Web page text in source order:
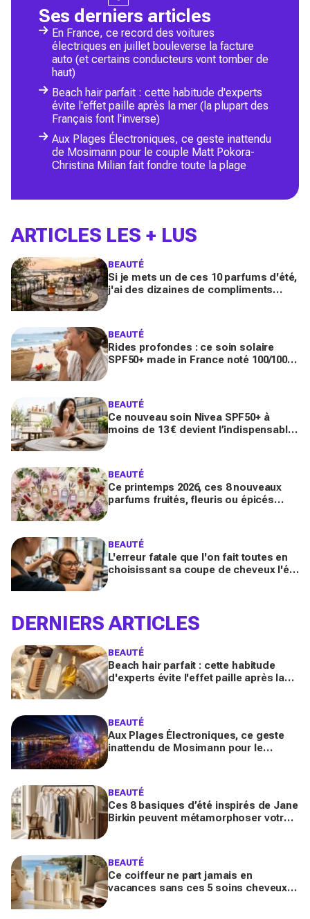
Ses derniers articles
En France, ce record des voitures
électriques en juillet bouleverse la facture
auto (et certains conducteurs vont tomber de
haut)
Beach hair parfait : cette habitude d'experts
évite l'effet paille après la mer (la plupart des
Français font l'inverse)
Aux Plages Électroniques, ce geste inattendu
de Mosimann pour le couple Matt Pokora-
Christina Milian fait fondre toute la plage
ARTICLES LES + LUS
BEAUTÉ
Si je mets un de ces 10 parfums d'été,
j'ai des dizaines de compliments
BEAUTÉ
Rides profondes : ce soin solaire
SPF50+ made in France noté 100/100
BEAUTÉ
Ce nouveau soin Nivea SPF50+ à
moins de 13 € devient l’indispensable
BEAUTÉ
Ce printemps 2026, ces 8 nouveaux
parfums fruités, fleuris ou épicés
BEAUTÉ
L'erreur fatale que l'on fait toutes en
choisissant sa coupe de cheveux l'été
DERNIERS ARTICLES
BEAUTÉ
Beach hair parfait : cette habitude
d'experts évite l'effet paille après la
BEAUTÉ
Aux Plages Électroniques, ce geste
inattendu de Mosimann pour le
BEAUTÉ
Ces 8 basiques d’été inspirés de Jane
Birkin peuvent métamorphoser votre
BEAUTÉ
Ce coiffeur ne part jamais en
vacances sans ces 5 soins cheveux :